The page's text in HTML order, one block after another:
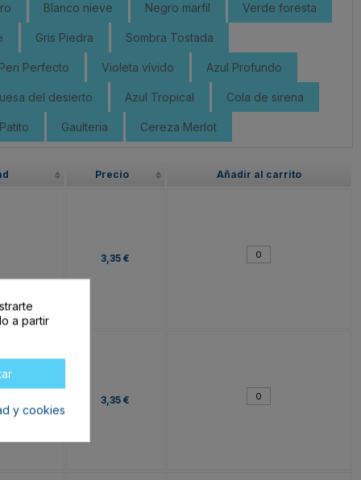
Blanco nieve Negro marfil Verde foresta
Gris Piedra Sombra Tostada
Perfecto Violeta vívido Azul Profundo
del desierto Azul Tropical Cola de sirena
Patito Gaulteria Cereza Merlot
Precio Añadir al carrito
3,35 €
3,35 €
a partir
y cookies